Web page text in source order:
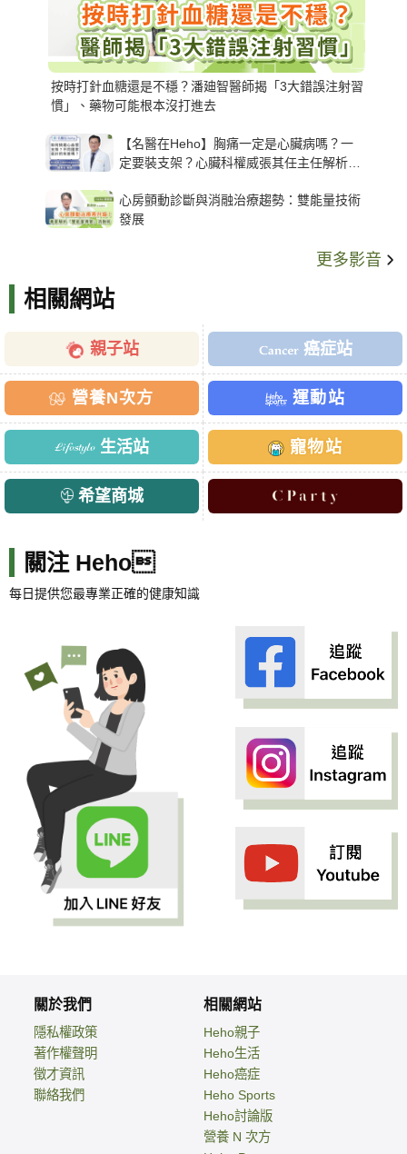
按時打針血糖還是不穩？潘廸智醫師揭「3大錯誤注射習
慣」、藥物可能根本沒打進去
【名醫在Heho】胸痛一定是心臟病嗎？一
定要裝支架？心臟科權威張其任主任解析支
心房顫動診斷與消融治療趨勢：雙能量技術
發展
更多影音
相關網站
親子站 癌症站
營養N次方 運動站
生活站 寵物站
希望商城
關注 Heho
每日提供您最專業正確的健康知識
關於我們
隱私權政策
著作權聲明
徵才資訊
聯絡我們
相關網站
Heho親子
Heho生活
Heho癌症
Heho Sports
Heho討論版
營養 N 次方